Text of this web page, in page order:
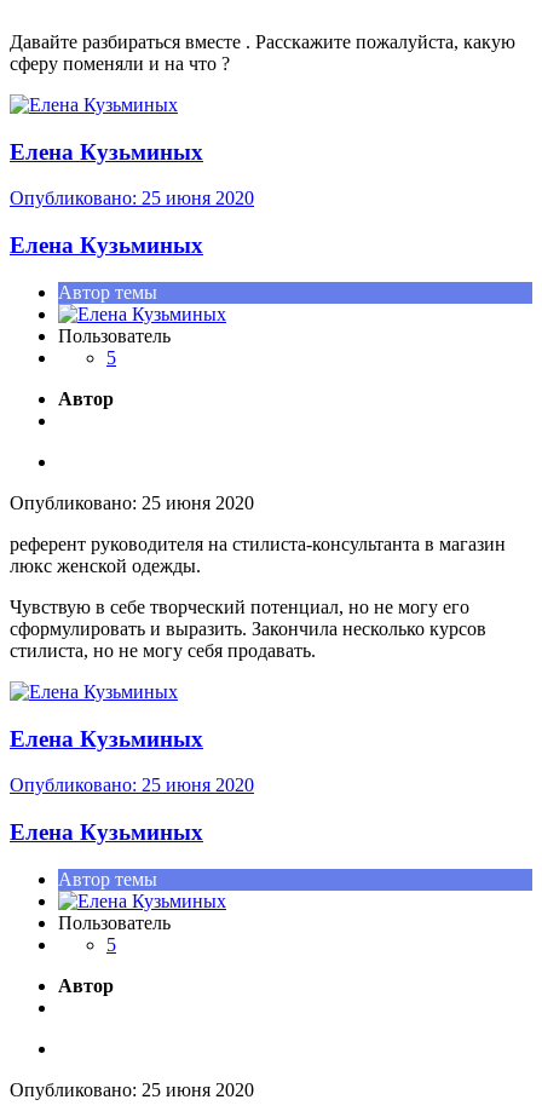
Давайте разбираться вместе . Расскажите пожалуйста, какую
сферу поменяли и на что ?
Елена Кузьминых
Опубликовано: 25 июня 2020
Елена Кузьминых
Автор темы
Пользователь
5
Автор
Опубликовано: 25 июня 2020
референт руководителя на стилиста-консультанта в магазин
люкс женской одежды.
Чувствую в себе творческий потенциал, но не могу его
сформулировать и выразить. Закончила несколько курсов
стилиста, но не могу себя продавать.
Елена Кузьминых
Опубликовано: 25 июня 2020
Елена Кузьминых
Автор темы
Пользователь
5
Автор
Опубликовано: 25 июня 2020